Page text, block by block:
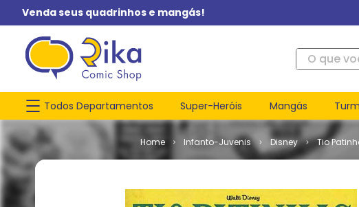
Venda seus quadrinhos e mangás!
O que você
Todos Departamentos Super-Heróis Mangás
Infanto-Juvenis Disney Tio